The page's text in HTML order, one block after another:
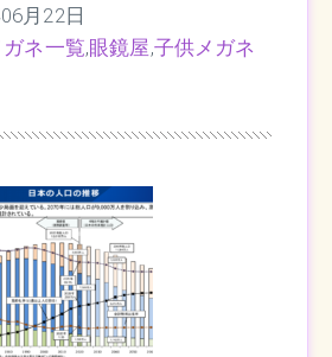
月22日
ガネ一覧,眼鏡屋,子供メガネ